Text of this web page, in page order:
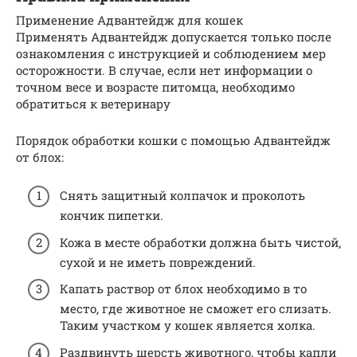
Применение Адвантейдж для кошек
Применять Адвантейдж допускается только после
ознакомления с инструкцией и соблюдением мер
осторожности. В случае, если нет информации о
точном весе и возрасте питомца, необходимо
обратиться к ветеринару
Порядок обработки кошки с помощью Адвантейдж
от блох:
Снять защитный колпачок и проколоть
кончик пипетки.
Кожа в месте обработки должна быть чистой,
сухой и не иметь повреждений.
Капать раствор от блох необходимо в то
место, где животное не сможет его слизать.
Таким участком у кошек является холка.
Раздвинуть шерсть животного, чтобы капли